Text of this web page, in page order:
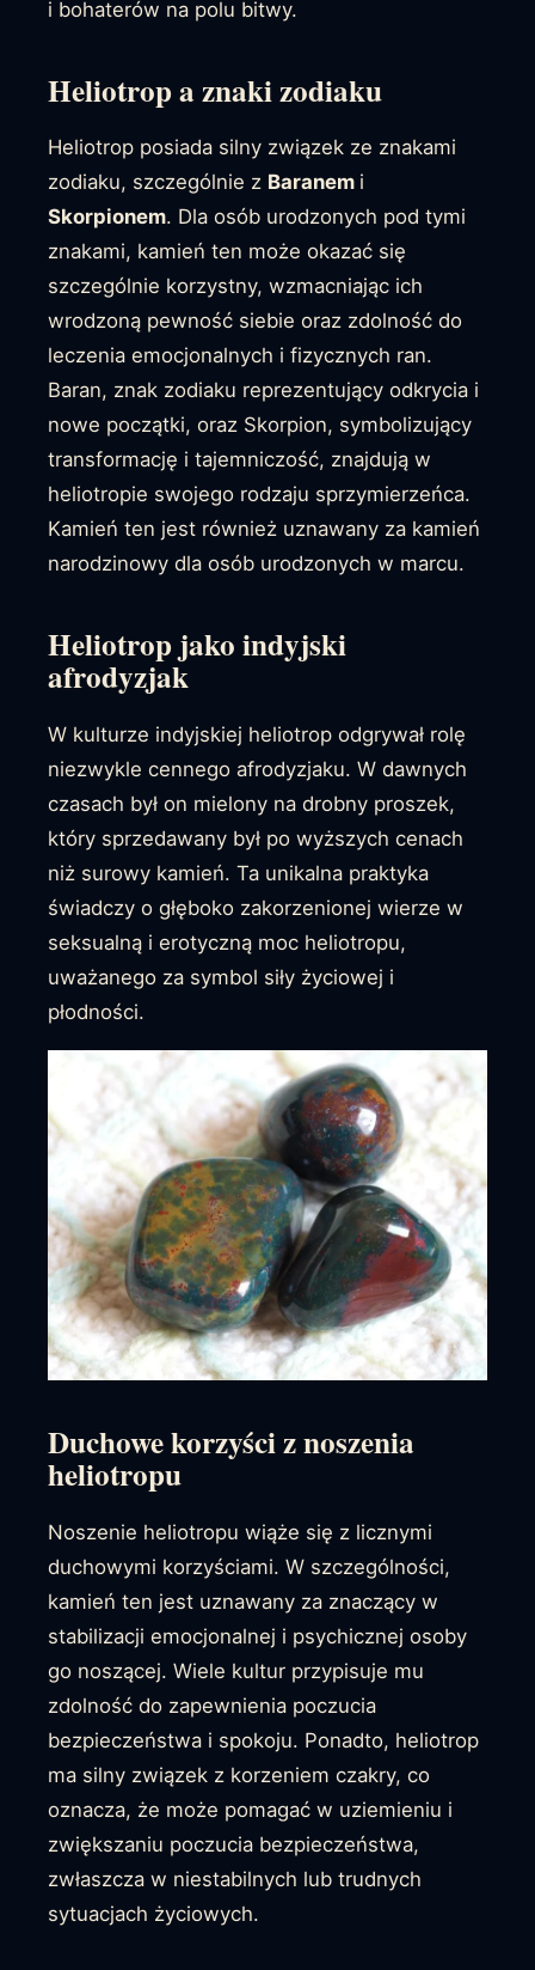
i bohaterów na polu bitwy.
Heliotrop a znaki zodiaku
Heliotrop posiada silny związek ze znakami
zodiaku, szczególnie z Baranem i
Skorpionem. Dla osób urodzonych pod tymi
znakami, kamień ten może okazać się
szczególnie korzystny, wzmacniając ich
wrodzoną pewność siebie oraz zdolność do
leczenia emocjonalnych i fizycznych ran.
Baran, znak zodiaku reprezentujący odkrycia i
nowe początki, oraz Skorpion, symbolizujący
transformację i tajemniczość, znajdują w
heliotropie swojego rodzaju sprzymierzeńca.
Kamień ten jest również uznawany za kamień
narodzinowy dla osób urodzonych w marcu.
Heliotrop jako indyjski
afrodyzjak
W kulturze indyjskiej heliotrop odgrywał rolę
niezwykle cennego afrodyzjaku. W dawnych
czasach był on mielony na drobny proszek,
który sprzedawany był po wyższych cenach
niż surowy kamień. Ta unikalna praktyka
świadczy o głęboko zakorzenionej wierze w
seksualną i erotyczną moc heliotropu,
uważanego za symbol siły życiowej i
płodności.
Duchowe korzyści z noszenia
heliotropu
Noszenie heliotropu wiąże się z licznymi
duchowymi korzyściami. W szczególności,
kamień ten jest uznawany za znaczący w
stabilizacji emocjonalnej i psychicznej osoby
go noszącej. Wiele kultur przypisuje mu
zdolność do zapewnienia poczucia
bezpieczeństwa i spokoju. Ponadto, heliotrop
ma silny związek z korzeniem czakry, co
oznacza, że może pomagać w uziemieniu i
zwiększaniu poczucia bezpieczeństwa,
zwłaszcza w niestabilnych lub trudnych
sytuacjach życiowych.